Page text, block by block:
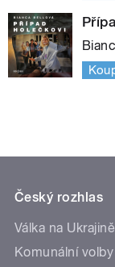
Český rozhlas
Válka na Ukrajině
Komunální volby